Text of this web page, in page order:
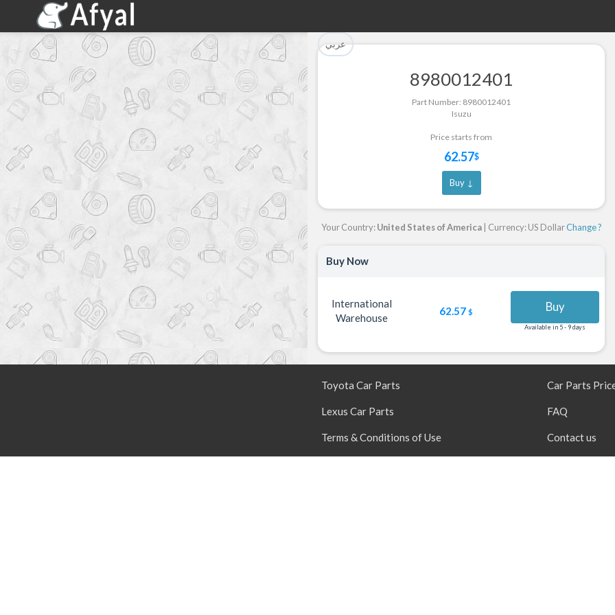
عربي
8980012401
Part Number: 8980012401
Isuzu
Price starts from
62.57$
Buy ↓
Your Country:United States of America| Currency: US DollarChange ?
Buy Now
International
Warehouse
62.57 $ Buy
Available in 5 - 9 days
Part Successfully Selected
Part Added to Cart
Toyota Car Parts
Lexus Car Parts
Terms & Conditions of Use
Car Parts
FAQ
Contact us